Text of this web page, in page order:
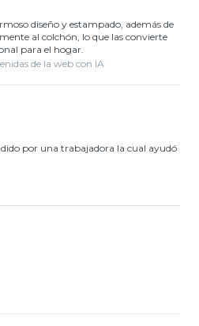
diseño y estampado, además de
al colchón, lo que las convierte
para el hogar.
de la web con IA
por una trabajadora la cual ayudó